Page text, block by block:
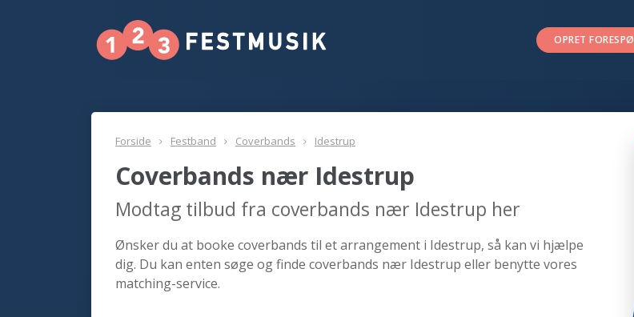
OPRET
Forside Festband Coverbands Idestrup
Coverbands nær Idestrup
Modtag tilbud fra coverbands nær Idestrup her
Ønsker du at booke coverbands til et arrangement i Idestrup, så kan vi hjælpe
dig. Du kan enten søge og finde coverbands nær Idestrup eller benytte vores
matching-service.